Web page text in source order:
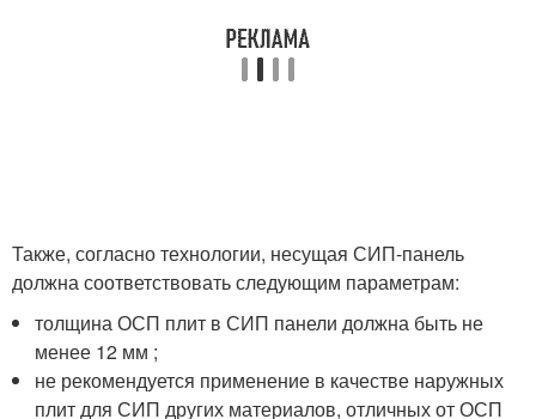
Также, согласно технологии, несущая СИП-панель
должна соответствовать следующим параметрам:
толщина ОСП плит в СИП панели должна быть не
менее 12 мм ;
не рекомендуется применение в качестве наружных
плит для СИП других материалов, отличных от ОСП